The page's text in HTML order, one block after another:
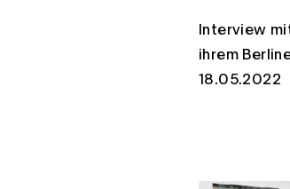
Interview
ihrem
18.05.2022